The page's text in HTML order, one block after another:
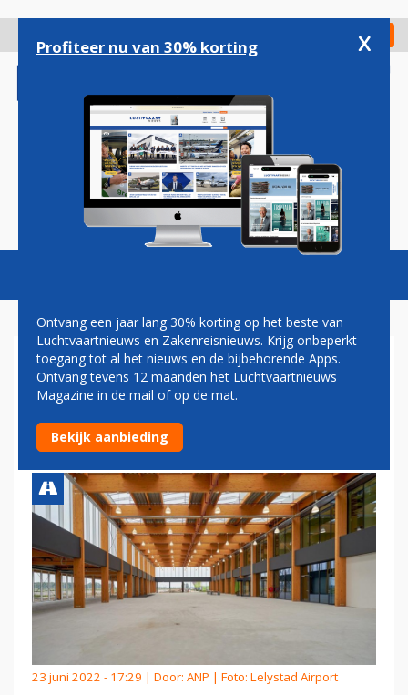
gaan
Check in
Magazine Podcasts Vacatures
KABINET STELT BESLUIT
OPENING LELYSTAD AIRPORT
MET TWEE JAAR UIT
23 juni 2022 - 17:29 | Door: ANP | Foto: Lelystad Airport
Profiteer nu van 30% korting x
Ontvang een jaar lang 30% korting op het beste van
Luchtvaartnieuws en Zakenreisnieuws. Krijg onbeperkt
toegang tot al het nieuws en de bijbehorende Apps.
Ontvang tevens 12 maanden het Luchtvaartnieuws
Magazine in de mail of op de mat.
Bekijk aanbieding